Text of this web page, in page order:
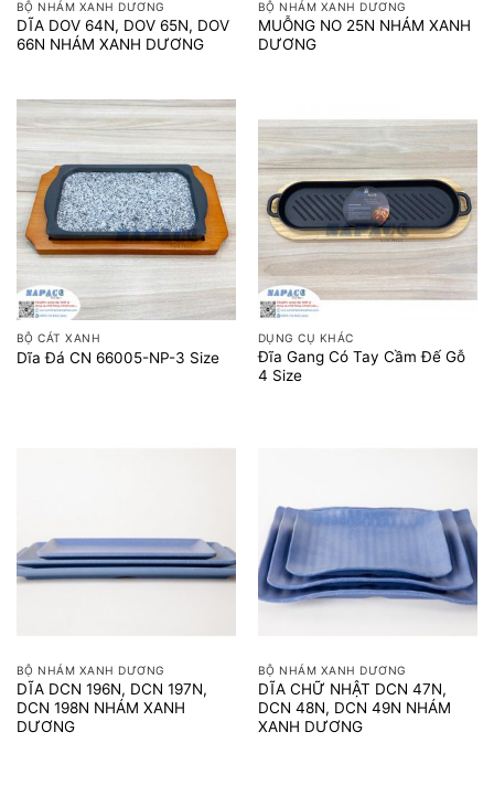
BỘ NHÁM XANH DƯƠNG
DĨA DOV 64N, DOV 65N, DOV
66N NHÁM XANH DƯƠNG
BỘ NHÁM XANH DƯƠNG
MUỖNG NO 25N NHÁM XANH
DƯƠNG
BỘ CÁT XANH
Dĩa Đá CN 66005-NP-3 Size
DỤNG CỤ KHÁC
Đĩa Gang Có Tay Cầm Đế Gỗ
4 Size
BỘ NHÁM XANH DƯƠNG
DĨA DCN 196N, DCN 197N,
DCN 198N NHÁM XANH
DƯƠNG
BỘ NHÁM XANH DƯƠNG
DĨA CHỮ NHẬT DCN 47N,
DCN 48N, DCN 49N NHÁM
XANH DƯƠNG